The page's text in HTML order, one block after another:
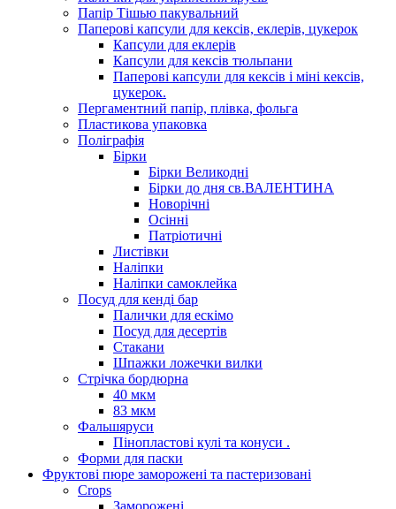
Папір Тішью пакувальний
Паперові капсули для кексів, еклерів, цукерок
Капсули для еклерів
Капсули для кексів тюльпани
Паперові капсули для кексів і міні кексів,
цукерок.
Пергаментний папір, плівка, фольга
Пластикова упаковка
Поліграфія
Бірки
Бірки Великодні
Бірки до дня св.ВАЛЕНТИНА
Новорічні
Осінні
Патріотичні
Листівки
Наліпки
Наліпки самоклейка
Посуд для кенді бар
Палички для ескімо
Посуд для десертів
Стакани
Шпажки ложечки вилки
Стрічка бордюрна
40 мкм
83 мкм
Фальшяруси
Пінопластові кулі та конуси .
Форми для паски
Фруктові пюре заморожені та пастеризовані
Crops
Заморожені